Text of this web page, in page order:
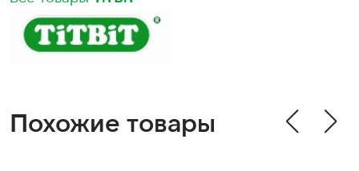
Похожие товары